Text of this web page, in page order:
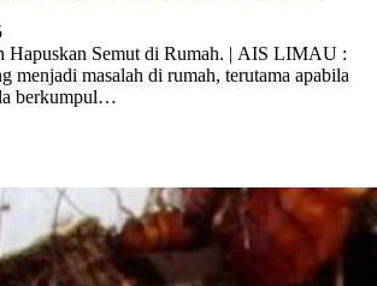
Hapuskan Semut di Rumah. | AIS LIMAU :
menjadi masalah di rumah, terutama apabila
berkumpul…